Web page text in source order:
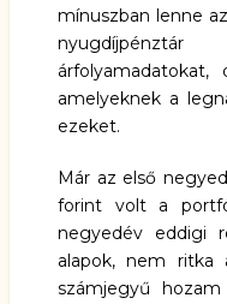
mínuszban lenne
amelyeknek a
ezeket.
Már az első
forint volt a
negyedév eddigi
alapok, nem
számjegyű